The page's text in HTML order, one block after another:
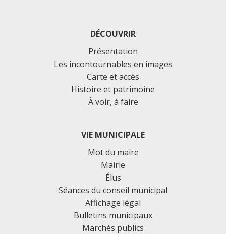
DÉCOUVRIR
Présentation
Les incontournables en images
Carte et accès
Histoire et patrimoine
À voir, à faire
VIE MUNICIPALE
Mot du maire
Mairie
Élus
Séances du conseil municipal
Affichage légal
Bulletins municipaux
Marchés publics